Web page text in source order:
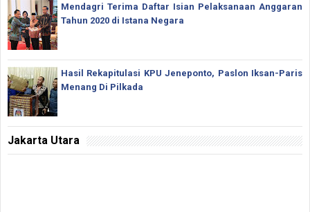
Mendagri Terima Daftar Isian Pelaksanaan Anggaran
Tahun 2020 di Istana Negara
Hasil Rekapitulasi KPU Jeneponto, Paslon Iksan-Paris
Menang Di Pilkada
Jakarta Utara